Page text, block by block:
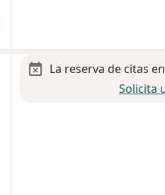
La reserva de citas
Solicita